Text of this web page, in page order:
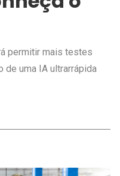
permitir mais testes
uma IA ultrarrápida